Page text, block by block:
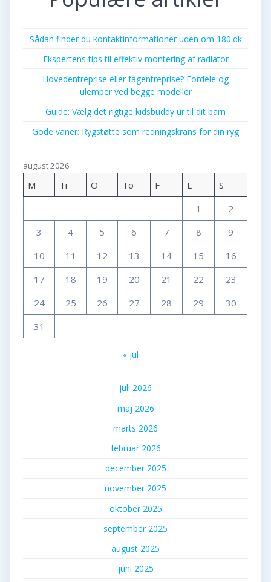
Sådan finder du kontaktinformationer uden om 180.dk
Ekspertens tips til effektiv montering af radiator
Hovedentreprise eller fagentreprise? Fordele og
ulemper ved begge modeller
Guide: Vælg det rigtige kidsbuddy ur til dit barn
Gode vaner: Rygstøtte som redningskrans for din ryg
august 2026
M Ti O To F L
S
1
2
3
4 5 6 7 8
9
10
11 12 13 14 15
16
17
18 19 20 21 22
23
24
25 26 27 28 29
30
31
« jul
juli 2026
maj 2026
marts 2026
februar 2026
december 2025
november 2025
oktober 2025
september 2025
august 2025
juni 2025